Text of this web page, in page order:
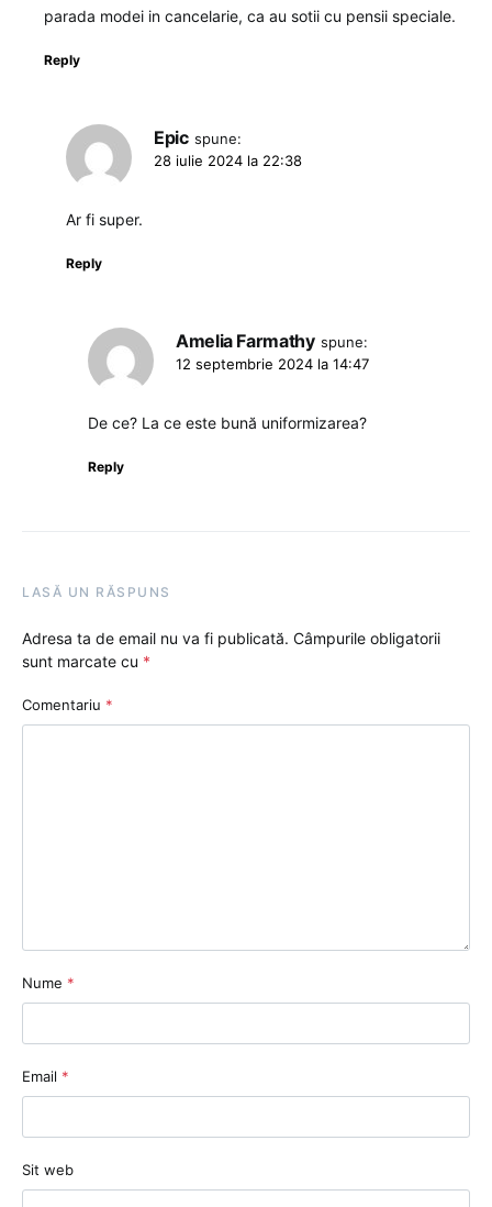
parada modei in cancelarie, ca au sotii cu pensii speciale.
Reply
Epic spune:
28 iulie 2024 la 22:38
Ar fi super.
Reply
Amelia Farmathy spune:
12 septembrie 2024 la 14:47
De ce? La ce este bună uniformizarea?
Reply
LASĂ UN RĂSPUNS
Adresa ta de email nu va fi publicată. Câmpurile obligatorii
sunt marcate cu *
Comentariu *
Nume *
Email *
Sit web